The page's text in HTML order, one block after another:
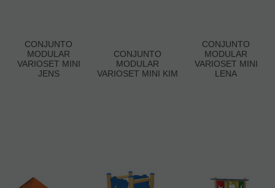
CONJUNTO
MODULAR
VARIOSET MINI
JENS
CONJUNTO
MODULAR
VARIOSET MINI KIM
CONJUNTO
MODULAR
VARIOSET MINI
LENA